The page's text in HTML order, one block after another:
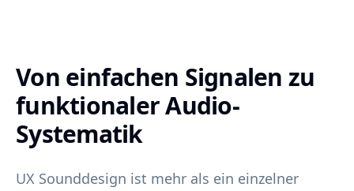
Von einfachen Signalen zu
funktionaler Audio-
Systematik
UX Sounddesign ist mehr als ein einzelner